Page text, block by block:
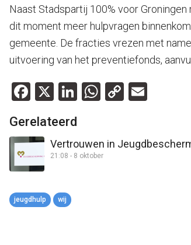
Naast Stadspartij 100% voor
dit moment meer hulpvragen
gemeente. De fracties vrezen met
uitvoering van het preventiefonds,
Facebook
X LinkedIn
WhatsApp
Copy
Gerelateerd
Vertrouwen in
21:08 - 8 oktober
jeugdhulp wij